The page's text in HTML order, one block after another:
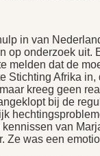
in van
op onderzoek uit.
melden dat de
Stichting Afrika
kreeg geen
bij de
van
Ze was een